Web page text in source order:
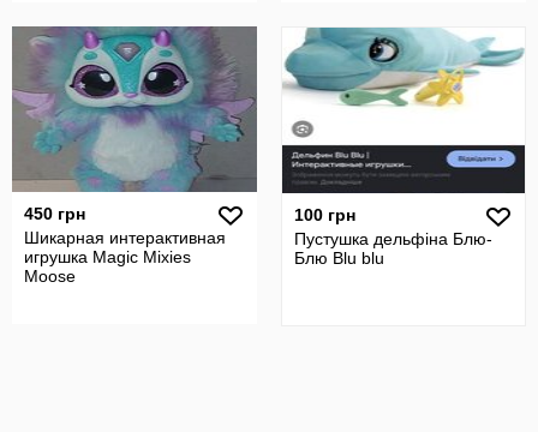
450 грн
Шикарная интерактивная
игрушка Magic Mixies
Moose
100 грн
Пустушка дельфіна Блю-
Блю Blu blu